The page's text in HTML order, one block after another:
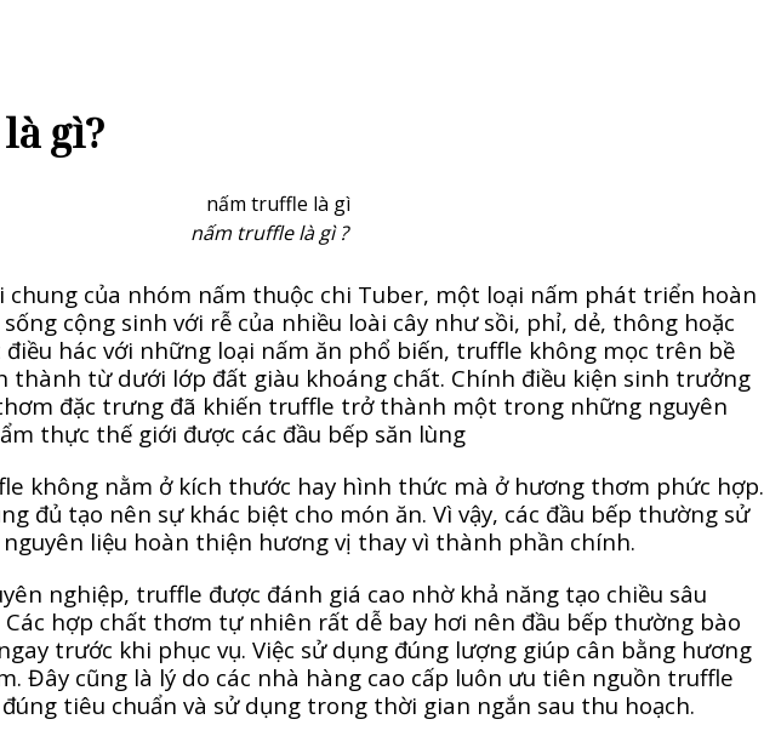
gì?
nấm truffle là gì ?
chung của nhóm nấm thuộc chi Tuber, một loại nấm phát triển hoàn
cộng sinh với rễ của nhiều loài cây như sồi, phỉ, dẻ, thông hoặc
điều hác với những loại nấm ăn phổ biến, truffle không mọc trên bề
thành từ dưới lớp đất giàu khoáng chất. Chính điều kiện sinh trưởng
đặc trưng đã khiến truffle trở thành một trong những nguyên
thực thế giới được các đầu bếp săn lùng
không nằm ở kích thước hay hình thức mà ở hương thơm phức hợp.
đủ tạo nên sự khác biệt cho món ăn. Vì vậy, các đầu bếp thường sử
liệu hoàn thiện hương vị thay vì thành phần chính.
nghiệp, truffle được đánh giá cao nhờ khả năng tạo chiều sâu
Các hợp chất thơm tự nhiên rất dễ bay hơi nên đầu bếp thường bào
trước khi phục vụ. Việc sử dụng đúng lượng giúp cân bằng hương
Đây cũng là lý do các nhà hàng cao cấp luôn ưu tiên nguồn truffle
tiêu chuẩn và sử dụng trong thời gian ngắn sau thu hoạch.